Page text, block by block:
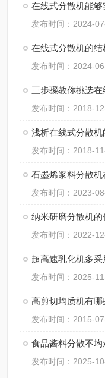
在线式分散机能
发布时间：2024-
在线式分散机的
发布时间：2024-
三步骤教你挑选
发布时间：2018-
浅析在线式分散
发布时间：2018-
发布时间：2023-
纳米研磨分散机
发布时间：2022-
超高速乳化机多
发布时间：2025-
高剪切均质机有哪
发布时间：2015-
发布时间：2025-